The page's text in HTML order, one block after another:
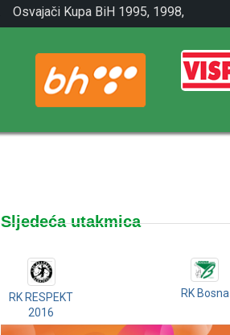
Osvajači Kupa BiH 1995, 1998,
2001.
Sljedeća utakmica
RK RESPEKT
2016
RK Bosna